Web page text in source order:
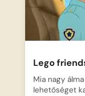
Lego
Mia nagy
lehetőséget